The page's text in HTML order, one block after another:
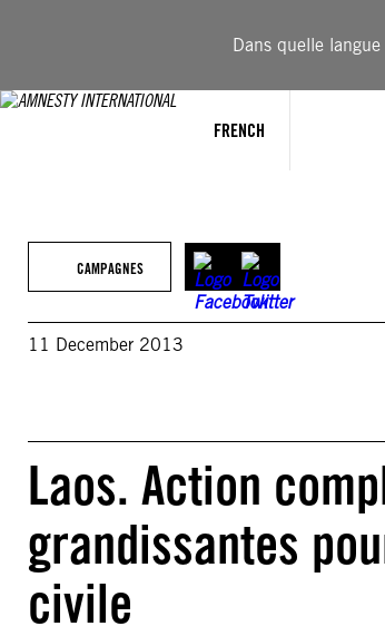
Dans quelle
FRENCH
CAMPAGNES
11 December 2013
Laos. Action
grandissantes
civile